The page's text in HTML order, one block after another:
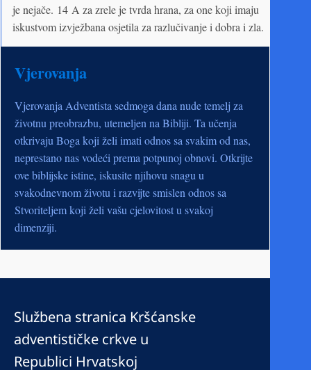
je nejače. 14 A za zrele je tvrda hrana, za one koji imaju
iskustvom izvježbana osjetila za razlučivanje i dobra i zla.
Vjerovanja
Vjerovanja Adventista sedmoga dana nude temelj za
životnu preobrazbu, utemeljen na Bibliji. Ta učenja
otkrivaju Boga koji želi imati odnos sa svakim od nas,
neprestano nas vodeći prema potpunoj obnovi. Otkrijte
ove biblijske istine, iskusite njihovu snagu u
svakodnevnom životu i razvijte smislen odnos sa
Stvoriteljem koji želi vašu cjelovitost u svakoj
dimenziji.
Službena stranica Kršćanske
adventističke crkve u
Republici Hrvatskoj